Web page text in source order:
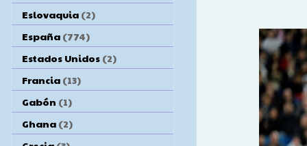
Eslovaquia (2)
España (774)
Estados Unidos (2)
Francia (13)
Gabón (1)
Ghana (2)